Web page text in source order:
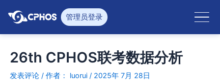
管理员登录
26th CPHOS联考数据分析
发表评论 / 作者： luorui / 2025年 7月 28日